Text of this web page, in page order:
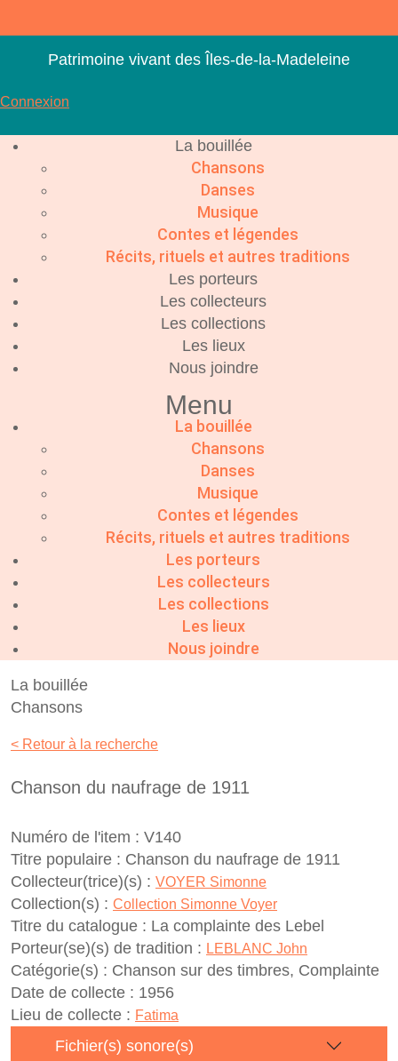
contenu
Patrimoine vivant des Îles-de-la-Madeleine
Connexion
La bouillée
Chansons
Danses
Musique
Contes et légendes
Récits, rituels et autres traditions
Les porteurs
Les collecteurs
Les collections
Les lieux
Nous joindre
Menu
La bouillée
Chansons
Danses
Musique
Contes et légendes
Récits, rituels et autres traditions
Les porteurs
Les collecteurs
Les collections
Les lieux
Nous joindre
La bouillée
Chansons
< Retour à la recherche
Chanson du naufrage de 1911
Numéro de l'item : V140
Titre populaire : Chanson du naufrage de 1911
Collecteur(trice)(s) : VOYER Simonne
Collection(s) : Collection Simonne Voyer
Titre du catalogue : La complainte des Lebel
Porteur(se)(s) de tradition : LEBLANC John
Catégorie(s) : Chanson sur des timbres, Complainte
Date de collecte : 1956
Lieu de collecte : Fatima
Fichier(s) sonore(s)